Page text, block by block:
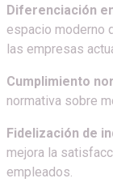
Diferenciación
espacio moderno
las empresas
Cumplimiento
normativa sobre
Fidelización de
mejora la
empleados.